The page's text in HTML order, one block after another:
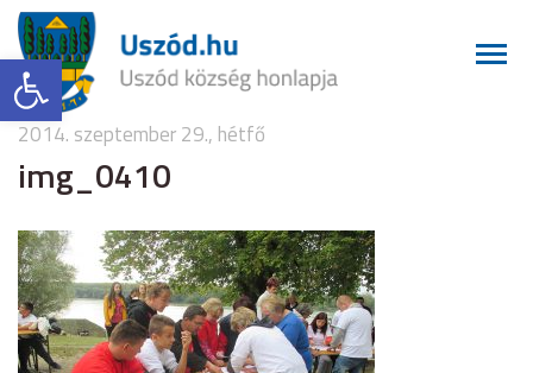
Eszköztár megnyitása
2014. szeptember 29., hétfő
img_0410